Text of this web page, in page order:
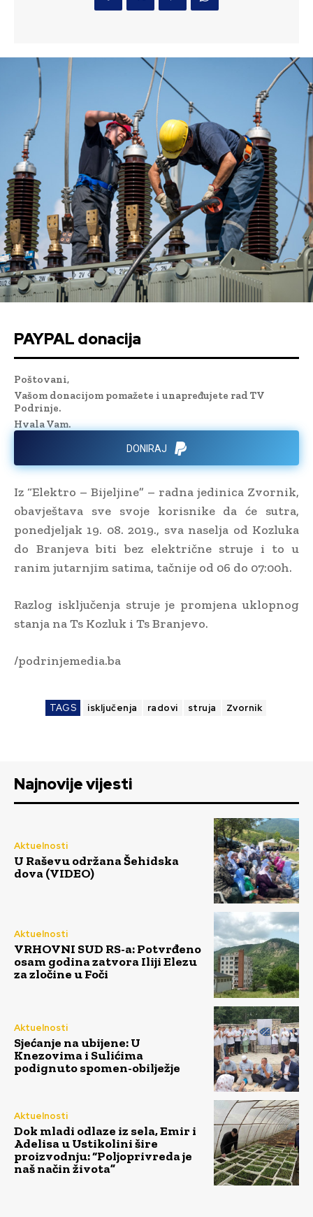
PAYPAL donacija
Poštovani,
Vašom donacijom pomažete i unapređujete rad TV
Podrinje.
Hvala Vam.
DONIRAJ
Iz “Elektro – Bijeljine” – radna jedinica Zvornik,
obavještava sve svoje korisnike da će sutra,
ponedjeljak 19. 08. 2019., sva naselja od Kozluka
do Branjeva biti bez električne struje i to u
ranim jutarnjim satima, tačnije od 06 do 07:00h.
Razlog isključenja struje je promjena uklopnog
stanja na Ts Kozluk i Ts Branjevo.
/podrinjemedia.ba
TAGS isključenja radovi struja Zvornik
Najnovije vijesti
Aktuelnosti
U Raševu održana Šehidska
dova (VIDEO)
Aktuelnosti
VRHOVNI SUD RS-a: Potvrđeno
osam godina zatvora Iliji Elezu
za zločine u Foči
Aktuelnosti
Sjećanje na ubijene: U
Knezovima i Sulićima
podignuto spomen-obilježje
Aktuelnosti
Dok mladi odlaze iz sela, Emir i
Adelisa u Ustikolini šire
proizvodnju: “Poljoprivreda je
naš način života”